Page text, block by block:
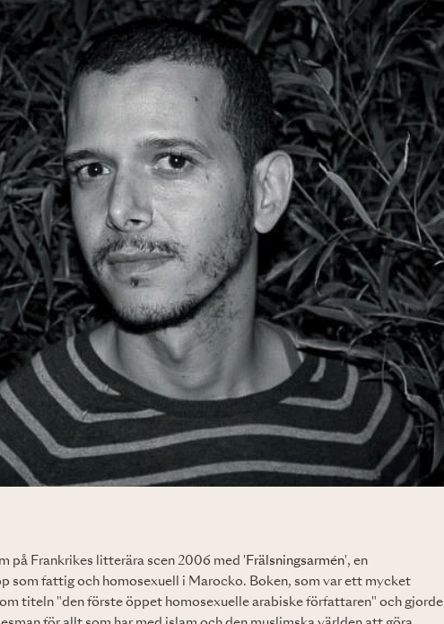
på Frankrikes litterära scen 2006 med ' Frälsningsarmén', en
som fattig och homosexuell i Marocko. Boken, som var ett mycket
titeln "den förste öppet homosexuelle arabiske författaren" och gjorde